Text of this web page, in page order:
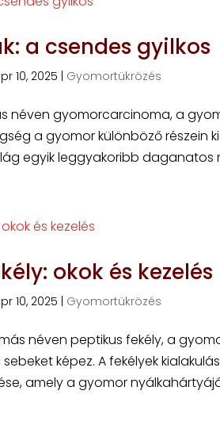
a csendes gyilkos
10, 2025 Gyomortükrözés
néven gyomorcarcinoma, a
a gyomor különböző részein
egyik leggyakoribb daganatos
okok és kezelés
10, 2025 Gyomortükrözés
néven peptikus fekély, a
képez. A fekélyek
amely a gyomor